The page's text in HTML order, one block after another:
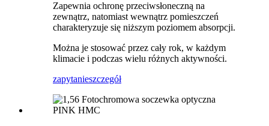
Zapewnia ochronę przeciwsłoneczną na
zewnątrz, natomiast wewnątrz pomieszczeń
charakteryzuje się niższym poziomem absorpcji.
Można je stosować przez cały rok, w każdym
klimacie i podczas wielu różnych aktywności.
zapytanieszczegół